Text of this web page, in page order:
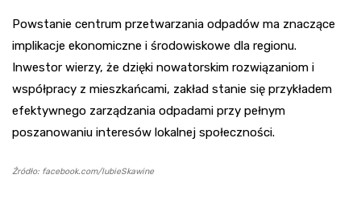
Powstanie centrum przetwarzania odpadów ma znaczące
implikacje ekonomiczne i środowiskowe dla regionu.
Inwestor wierzy, że dzięki nowatorskim rozwiązaniom i
współpracy z mieszkańcami, zakład stanie się przykładem
efektywnego zarządzania odpadami przy pełnym
poszanowaniu interesów lokalnej społeczności.
Źródło: facebook.com/lubieSkawine